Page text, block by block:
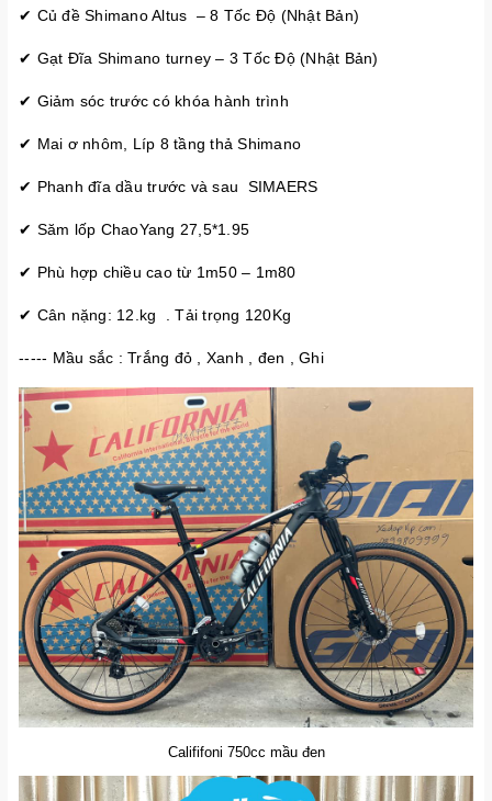
✔ Củ đề Shimano Altus – 8 Tốc Độ (Nhật Bản)
✔ Gạt Đĩa Shimano turney – 3 Tốc Độ (Nhật Bản)
✔ Giảm sóc trước có khóa hành trình
✔ Mai ơ nhôm, Líp 8 tầng thả Shimano
✔ Phanh đĩa dầu trước và sau SIMAERS
✔ Săm lốp ChaoYang 27,5*1.95
✔ Phù hợp chiều cao từ 1m50 – 1m80
✔ Cân nặng: 12.kg . Tải trọng 120Kg
----- Mầu sắc : Trắng đỏ , Xanh , đen , Ghi
Calififoni 750cc mầu đen